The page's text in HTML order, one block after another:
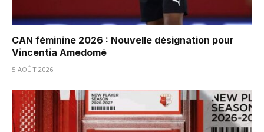
CAN féminine 2026 : Nouvelle désignation pour
Vincentia Amedomé
5 AOÛT 2026